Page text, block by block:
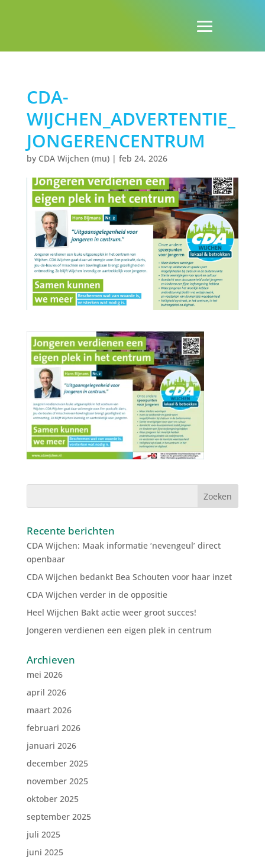
CDA-
WIJCHEN_ADVERTENTIE_
JONGERENCENTRUM
by CDA Wijchen (mu)| feb 24, 2026
Recente berichten
CDA Wijchen: Maak informatie ‘nevengeul’ direct
openbaar
CDA Wijchen bedankt Bea Schouten voor haar inzet
CDA Wijchen verder in de oppositie
Heel Wijchen Bakt actie weer groot succes!
Jongeren verdienen een eigen plek in centrum
Archieven
mei 2026
april 2026
maart 2026
februari 2026
januari 2026
december 2025
november 2025
oktober 2025
september 2025
juli 2025
juni 2025